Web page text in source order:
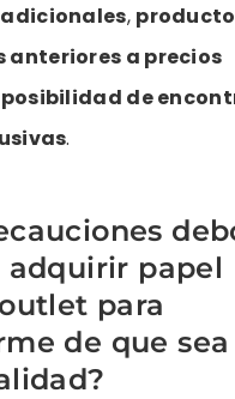
,
anteriores a precios
posibilidad de
.
papel
para
de que sea